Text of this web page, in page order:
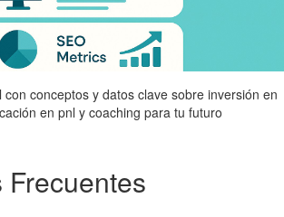
conceptos y datos clave sobre inversión en
en pnl y coaching para tu futuro